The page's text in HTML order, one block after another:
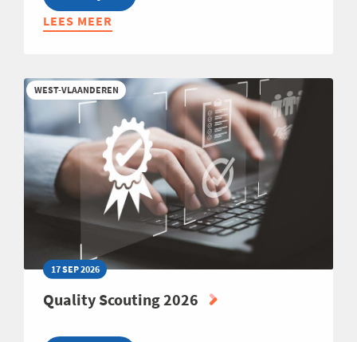
LEES MEER
ABOUT
INTERNATIONAL
EXPANSION
2026
WEST-VLAANDEREN
17 SEP 2026
Quality Scouting 2026